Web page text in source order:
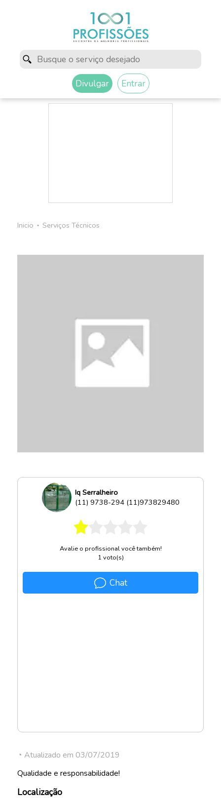
Divulgar Entrar
Inicio ● Serviços Técnicos
Iq Serralheiro
(11) 9738-294 (11)973829480
Avalie o profissional você também!
1 voto(s)
Chat
◔ Atualizado em 03/07/2019
Qualidade e responsabilidade!
Localização